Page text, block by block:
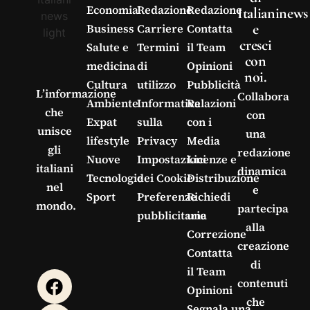
L’informazione
che
unisce
gli
italiani
nel
mondo.
Economia
Business
Salute e
medicina
Cultura
Ambiente
Expat
lifestyle
Nuove
Tecnologie
Sport
Redazione
Carriere
Termini
di
utilizzo
Informativa
sulla
Privacy
Impostazioni
dei Cookie
Preferenze
pubblicitarie
Redazione
Contatta
il Team
Opinioni
Pubblicità
Relazioni
con i
Media
Licenze e
Distribuzione
Richiedi
una
Correzione
Contatta
il Team
Opinioni
Italianinews
e
cresci
con
noi.
Collabora
con
una
redazione
dinamica
e
partecipa
alla
creazione
di
contenuti
che